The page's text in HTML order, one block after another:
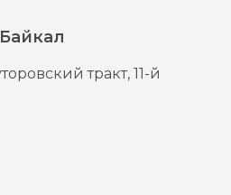
тракт, 11-й